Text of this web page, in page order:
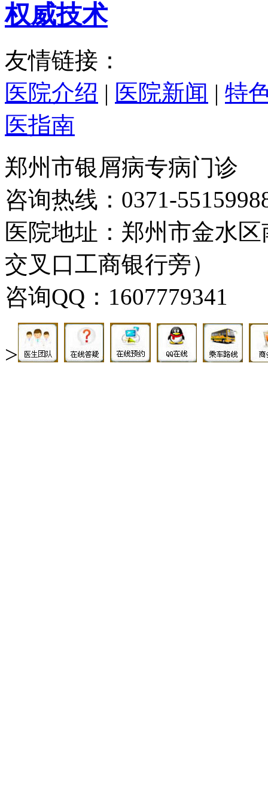
权威技术
友情链接：
医院介绍 | 医院新闻 | 特
医指南
郑州市银屑病专病门诊
咨询热线：0371-
医院地址：郑州市金水
交叉口工商银行旁）
咨询QQ：1607779341
>